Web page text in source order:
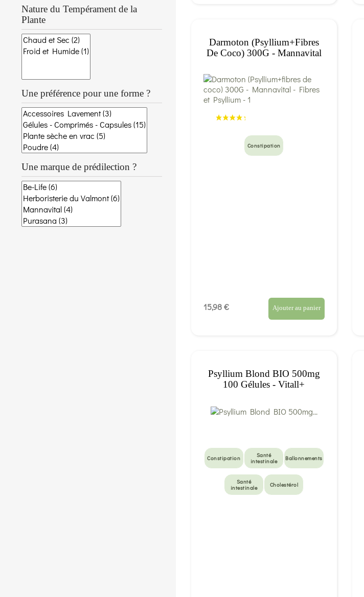
Nature du Tempérament de la
Plante
Une préférence pour une forme ?
Une marque de prédilection ?
Darmoton (Psyllium+fibres
De Coco) 300G - Mannavital
Constipation
15,98 € Ajouter au panier
Psyllium Blond BIO 500mg
100 Gélules - Vitall+
Constipation
Santé
intestinale
Ballonnements
Santé
intestinale
Cholestérol